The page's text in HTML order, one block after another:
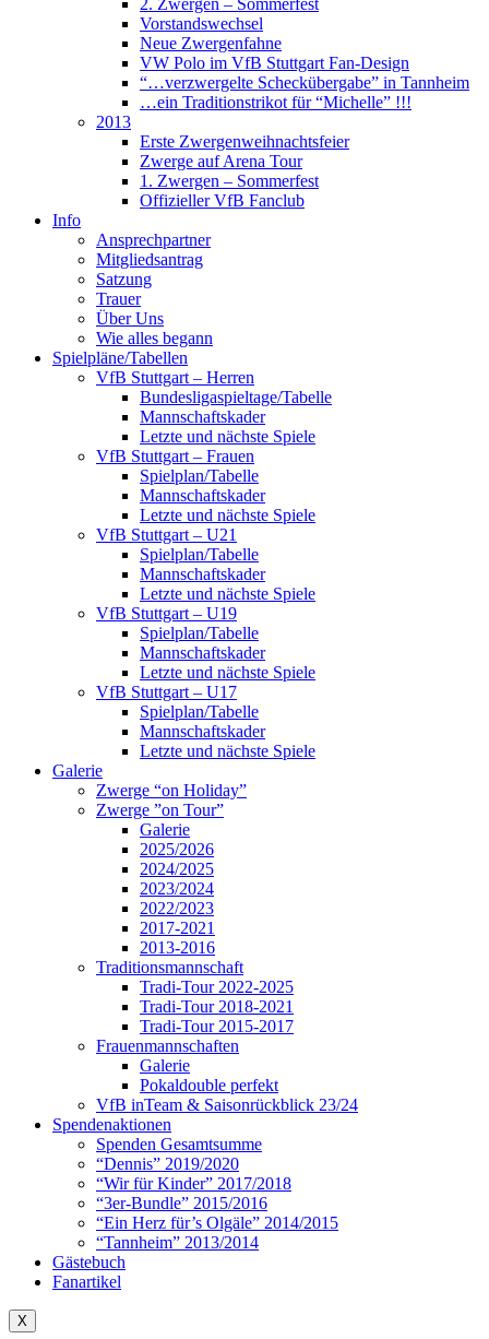
2. Zwergen – Sommerfest
Vorstandswechsel
Neue Zwergenfahne
VW Polo im VfB Stuttgart Fan-Design
“…verzwergelte Scheckübergabe” in Tannheim
…ein Traditionstrikot für “Michelle” !!!
2013
Erste Zwergenweihnachtsfeier
Zwerge auf Arena Tour
1. Zwergen – Sommerfest
Offizieller VfB Fanclub
Info
Ansprechpartner
Mitgliedsantrag
Satzung
Trauer
Über Uns
Wie alles begann
Spielpläne/Tabellen
VfB Stuttgart – Herren
Bundesligaspieltage/Tabelle
Mannschaftskader
Letzte und nächste Spiele
VfB Stuttgart – Frauen
Spielplan/Tabelle
Mannschaftskader
Letzte und nächste Spiele
VfB Stuttgart – U21
Spielplan/Tabelle
Mannschaftskader
Letzte und nächste Spiele
VfB Stuttgart – U19
Spielplan/Tabelle
Mannschaftskader
Letzte und nächste Spiele
VfB Stuttgart – U17
Spielplan/Tabelle
Mannschaftskader
Letzte und nächste Spiele
Galerie
Zwerge “on Holiday”
Zwerge ”on Tour”
Galerie
2025/2026
2024/2025
2023/2024
2022/2023
2017-2021
2013-2016
Traditionsmannschaft
Tradi-Tour 2022-2025
Tradi-Tour 2018-2021
Tradi-Tour 2015-2017
Frauenmannschaften
Galerie
Pokaldouble perfekt
VfB inTeam & Saisonrückblick 23/24
Spendenaktionen
Spenden Gesamtsumme
“Dennis” 2019/2020
“Wir für Kinder” 2017/2018
“3er-Bundle” 2015/2016
“Ein Herz für’s Olgäle” 2014/2015
“Tannheim” 2013/2014
Gästebuch
Fanartikel
X